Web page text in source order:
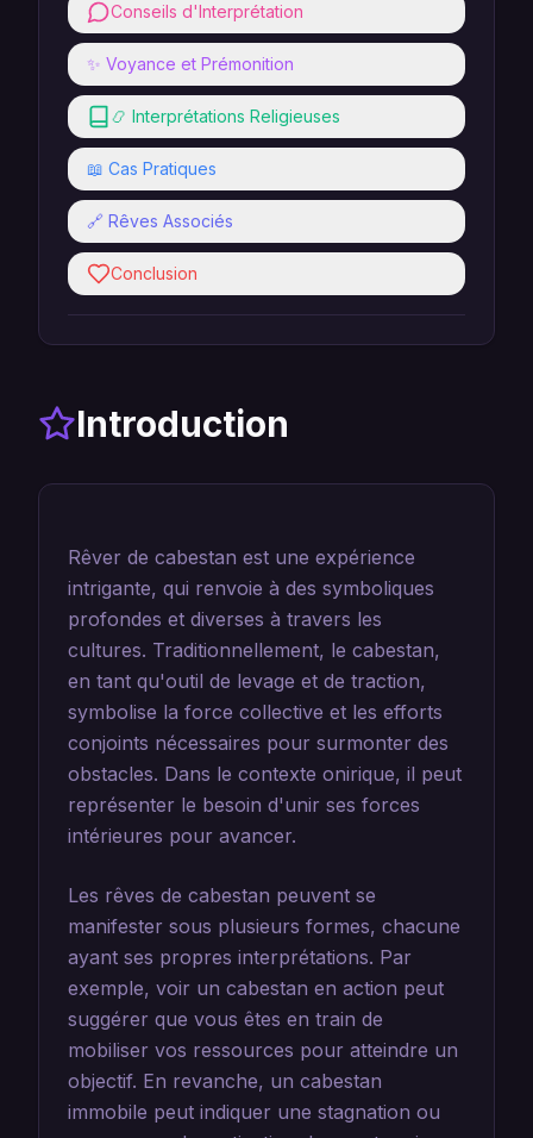
Conseils d'Interprétation
✨ Voyance et Prémonition
📿 Interprétations Religieuses
📖 Cas Pratiques
🔗 Rêves Associés
Conclusion
Introduction
Rêver de cabestan est une expérience
intrigante, qui renvoie à des symboliques
profondes et diverses à travers les
cultures. Traditionnellement, le cabestan,
en tant qu'outil de levage et de traction,
symbolise la force collective et les efforts
conjoints nécessaires pour surmonter des
obstacles. Dans le contexte onirique, il peut
représenter le besoin d'unir ses forces
intérieures pour avancer.
Les rêves de cabestan peuvent se
manifester sous plusieurs formes, chacune
ayant ses propres interprétations. Par
exemple, voir un cabestan en action peut
suggérer que vous êtes en train de
mobiliser vos ressources pour atteindre un
objectif. En revanche, un cabestan
immobile peut indiquer une stagnation ou